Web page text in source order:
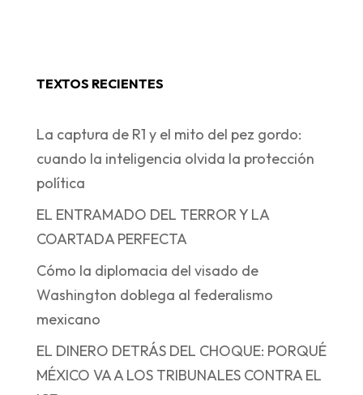
TEXTOS RECIENTES
La captura de R1 y el mito del pez gordo:
cuando la inteligencia olvida la protección
política
EL ENTRAMADO DEL TERROR Y LA
COARTADA PERFECTA
Cómo la diplomacia del visado de
Washington doblega al federalismo
mexicano
EL DINERO DETRÁS DEL CHOQUE: PORQUÉ
MÉXICO VA A LOS TRIBUNALES CONTRA EL